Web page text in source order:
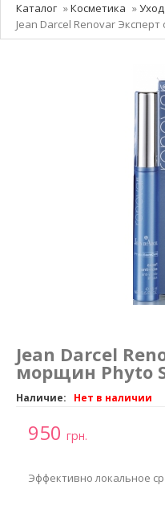
Косметика
Каталог »Косметика »
Jean Darcel Renovar
Jean Darcel
морщин Phyto
Наличие: Нет в наличии
950 грн.
Эффективно локальное